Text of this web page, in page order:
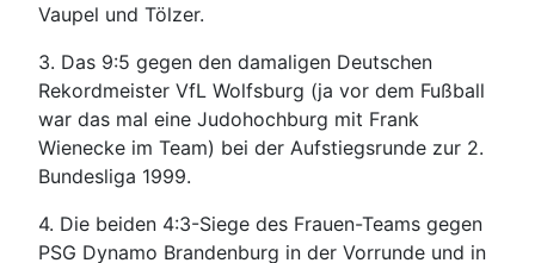
Vaupel und Tölzer.
3. Das 9:5 gegen den damaligen Deutschen
Rekordmeister VfL Wolfsburg (ja vor dem Fußball
war das mal eine Judohochburg mit Frank
Wienecke im Team) bei der Aufstiegsrunde zur 2.
Bundesliga 1999.
4. Die beiden 4:3-Siege des Frauen-Teams gegen
PSG Dynamo Brandenburg in der Vorrunde und in